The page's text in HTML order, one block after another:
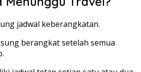
jadwal keberangkatan.
berangkat setelah semua